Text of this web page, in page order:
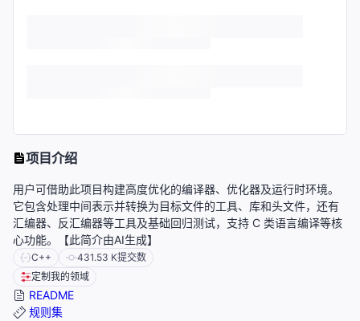
项目介绍
用户可借助此项目构建高度优化的编译器、优化器及运行时环境。
它包含处理中间表示并转换为目标文件的工具、库和头文件，还有
汇编器、反汇编器等工具及基础回归测试，支持 C 类语言编译等核
心功能。【此简介由AI生成】
C++ 431.53 K提交数
定制我的领域
README
规则集